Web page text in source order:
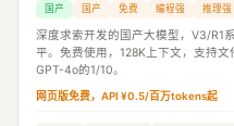
国产 国产 免费 编程强 推理强
深度求索开发的国产大模型，V3/R1
平。免费使用，128K上下文，支持
GPT-4o的1/10。
网页版免费，API ¥0.5/百万tokens起